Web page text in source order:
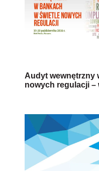
Audyt wewnętrzny
nowych regulacji –